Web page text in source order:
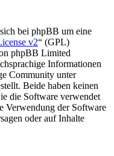
bei phpBB um eine
v2“ (GPL)
phpBB Limited
Informationen
Community unter
Beide haben keinen
die Software verwendet
Verwendung der Software
oder auf Inhalte